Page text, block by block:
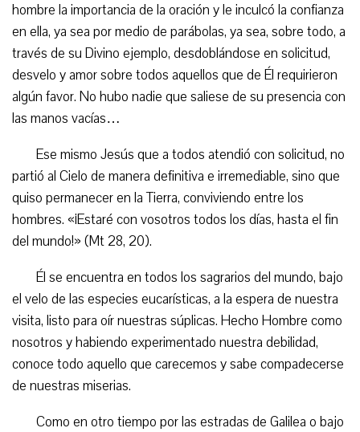
hombre la importancia de la oración y le inculcó la confianza
en ella, ya sea por medio de parábolas, ya sea, sobre todo, a
través de su Divino ejemplo, desdoblándose en solicitud,
desvelo y amor sobre todos aquellos que de Él requirieron
algún favor. No hubo nadie que saliese de su presencia con
las manos vacías…
Ese mismo Jesús que a todos atendió con solicitud, no
partió al Cielo de manera definitiva e irremediable, sino que
quiso permanecer en la Tierra, conviviendo entre los
hombres. «¡Estaré con vosotros todos los días, hasta el fin
del mundo!» (Mt 28, 20).
Él se encuentra en todos los sagrarios del mundo, bajo
el velo de las especies eucarísticas, a la espera de nuestra
visita, listo para oír nuestras súplicas. Hecho Hombre como
nosotros y habiendo experimentado nuestra debilidad,
conoce todo aquello que carecemos y sabe compadecerse
de nuestras miserias.
Como en otro tiempo por las estradas de Galilea o bajo